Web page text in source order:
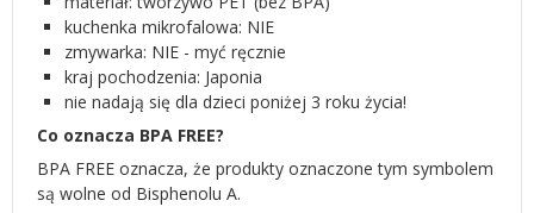
kuchenka mikrofalowa: NIE
zmywarka: NIE - myć ręcznie
kraj pochodzenia: Japonia
nie nadają się dla dzieci poniżej 3 roku życia!
Co oznacza BPA FREE?
BPA FREE oznacza, że produkty oznaczone tym symbolem
są wolne od Bisphenolu A.